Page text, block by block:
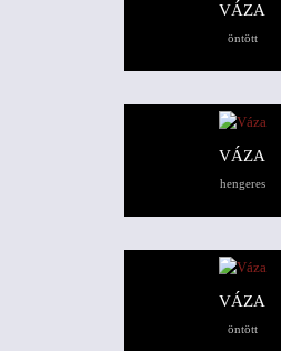
VÁZA
öntött
VÁZA
hengeres
VÁZA
öntött